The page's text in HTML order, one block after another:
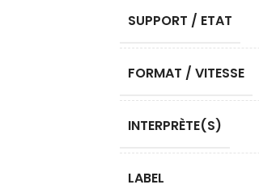
SUPPORT / ETAT
FORMAT / VITESSE
INTERPRÈTE(S)
LABEL